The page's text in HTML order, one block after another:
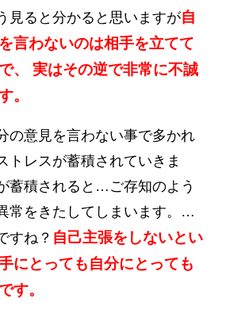
見ると分かると思いますが自
言わないのは相手を立てて
、
実はその逆で非常に不誠
。
の意見を言わない事で多かれ
トレスが蓄積されていきま
蓄積されると…ご存知のよう
常をきたしてしまいます。…
すね？ 自己主張をしないとい
にとっても自分にとっても
す。